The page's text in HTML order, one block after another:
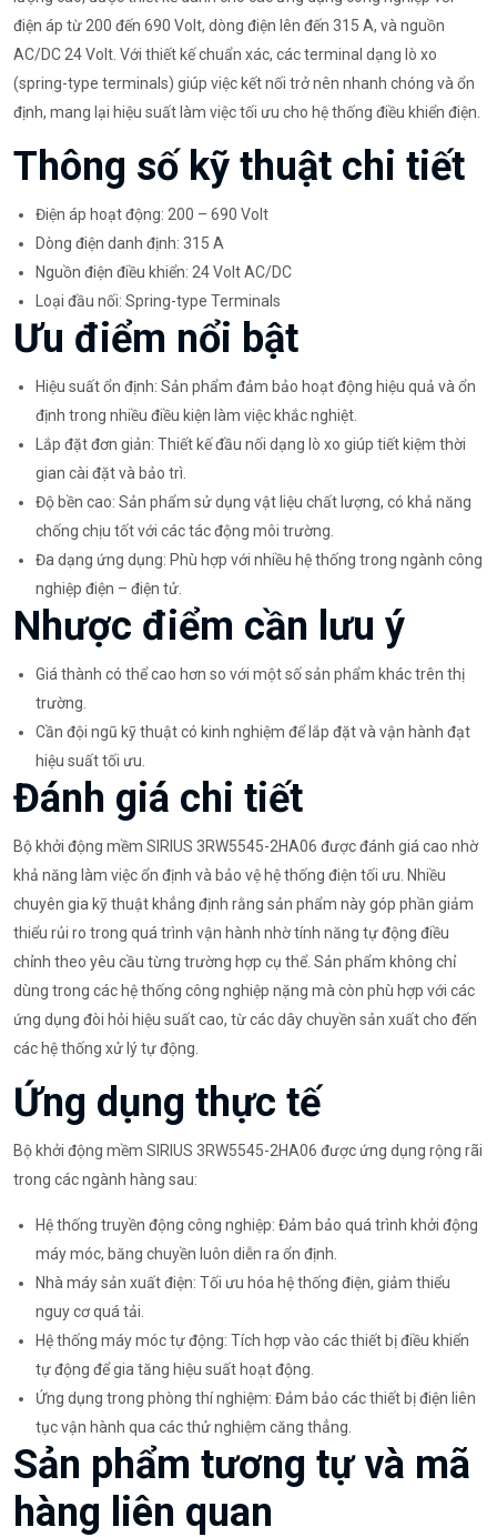
điện áp từ 200 đến 690 Volt, dòng điện lên đến 315 A, và nguồn
AC/DC 24 Volt. Với thiết kế chuẩn xác, các terminal dạng lò xo
(spring-type terminals) giúp việc kết nối trở nên nhanh chóng và ổn
định, mang lại hiệu suất làm việc tối ưu cho hệ thống điều khiển điện.
Thông số kỹ thuật chi tiết
Điện áp hoạt động: 200 – 690 Volt
Dòng điện danh định: 315 A
Nguồn điện điều khiển: 24 Volt AC/DC
Loại đầu nối: Spring-type Terminals
Ưu điểm nổi bật
Hiệu suất ổn định: Sản phẩm đảm bảo hoạt động hiệu quả và ổn
định trong nhiều điều kiện làm việc khắc nghiệt.
Lắp đặt đơn giản: Thiết kế đầu nối dạng lò xo giúp tiết kiệm thời
gian cài đặt và bảo trì.
Độ bền cao: Sản phẩm sử dụng vật liệu chất lượng, có khả năng
chống chịu tốt với các tác động môi trường.
Đa dạng ứng dụng: Phù hợp với nhiều hệ thống trong ngành công
nghiệp điện – điện tử.
Nhược điểm cần lưu ý
Giá thành có thể cao hơn so với một số sản phẩm khác trên thị
trường.
Cần đội ngũ kỹ thuật có kinh nghiệm để lắp đặt và vận hành đạt
hiệu suất tối ưu.
Đánh giá chi tiết
Bộ khởi động mềm SIRIUS 3RW5545-2HA06 được đánh giá cao nhờ
khả năng làm việc ổn định và bảo vệ hệ thống điện tối ưu. Nhiều
chuyên gia kỹ thuật khẳng định rằng sản phẩm này góp phần giảm
thiểu rủi ro trong quá trình vận hành nhờ tính năng tự động điều
chỉnh theo yêu cầu từng trường hợp cụ thể. Sản phẩm không chỉ
dùng trong các hệ thống công nghiệp nặng mà còn phù hợp với các
ứng dụng đòi hỏi hiệu suất cao, từ các dây chuyền sản xuất cho đến
các hệ thống xử lý tự động.
Ứng dụng thực tế
Bộ khởi động mềm SIRIUS 3RW5545-2HA06 được ứng dụng rộng rãi
trong các ngành hàng sau:
Hệ thống truyền động công nghiệp: Đảm bảo quá trình khởi động
máy móc, băng chuyền luôn diễn ra ổn định.
Nhà máy sản xuất điện: Tối ưu hóa hệ thống điện, giảm thiểu
nguy cơ quá tải.
Hệ thống máy móc tự động: Tích hợp vào các thiết bị điều khiển
tự động để gia tăng hiệu suất hoạt động.
Ứng dụng trong phòng thí nghiệm: Đảm bảo các thiết bị điện liên
tục vận hành qua các thử nghiệm căng thẳng.
Sản phẩm tương tự và mã
hàng liên quan